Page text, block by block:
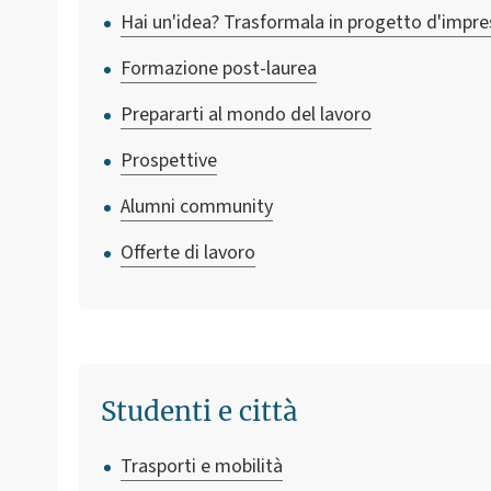
Hai un'idea? Trasformala in progetto
Formazione post-laurea
Prepararti al mondo del lavoro
Prospettive
Alumni community
Offerte di lavoro
Studenti e città
Trasporti e mobilità